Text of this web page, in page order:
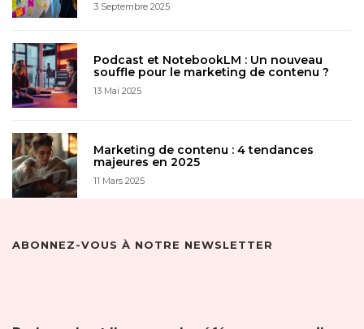
3 Septembre 2025
Podcast et NotebookLM : Un nouveau
souffle pour le marketing de contenu ?
13 Mai 2025
Marketing de contenu : 4 tendances
majeures en 2025
11 Mars 2025
ABONNEZ-VOUS À NOTRE NEWSLETTER